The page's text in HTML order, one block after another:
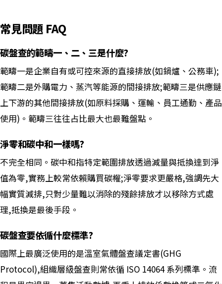
常見問題 FAQ
碳盤查的範疇一、二、三是什麼?
範疇一是企業自有或可控來源的直接排放(如鍋爐、公務車);
範疇二是外購電力、蒸汽等能源的間接排放;範疇三是供應鏈
上下游的其他間接排放(如原料採購、運輸、員工通勤、產品
使用)。範疇三往往占比最大也最難盤點。
淨零和碳中和一樣嗎?
不完全相同。碳中和指特定範圍排放透過減量與抵換達到淨
值為零,實務上較常依賴購買碳權;淨零要求更嚴格,強調先大
幅實質減排,只對少量難以消除的殘餘排放才以移除方式處
理,抵換是最後手段。
碳盤查要依循什麼標準?
國際上最廣泛使用的是溫室氣體盤查議定書(GHG
Protocol),組織層級盤查則常依循 ISO 14064 系列標準。流